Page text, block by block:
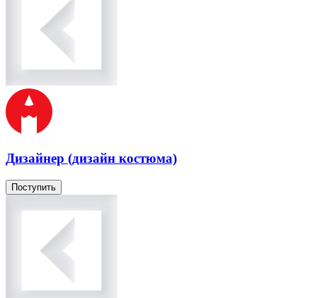
Дизайнер (дизайн костюма)
Поступить